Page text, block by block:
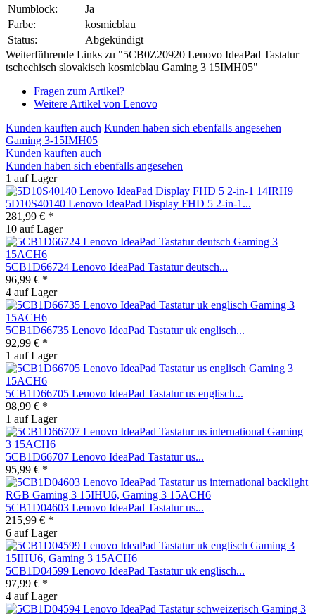
Numblock:
Ja
Farbe:
kosmicblau
Status:
Abgekündigt
Weiterführende Links zu "5CB0Z20920 Lenovo IdeaPad Tastatur
tschechisch slovakisch kosmicblau Gaming 3 15IMH05"
Fragen zum Artikel?
Weitere Artikel von Lenovo
Kunden kauften auch Kunden haben sich ebenfalls angesehen
Gaming 3-15IMH05
Kunden kauften auch
Kunden haben sich ebenfalls angesehen
1 auf Lager
5D10S40140 Lenovo IdeaPad Display FHD 5 2-in-1...
281,99 € *
10 auf Lager
5CB1D66724 Lenovo IdeaPad Tastatur deutsch...
96,99 € *
4 auf Lager
5CB1D66735 Lenovo IdeaPad Tastatur uk englisch...
92,99 € *
1 auf Lager
5CB1D66705 Lenovo IdeaPad Tastatur us englisch...
98,99 € *
1 auf Lager
5CB1D66707 Lenovo IdeaPad Tastatur us...
95,99 € *
5CB1D04603 Lenovo IdeaPad Tastatur us...
215,99 € *
6 auf Lager
5CB1D04599 Lenovo IdeaPad Tastatur uk englisch...
97,99 € *
4 auf Lager